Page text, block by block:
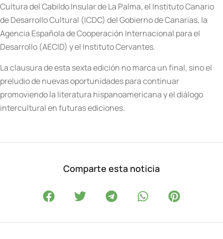
Cultura del Cabildo Insular de La Palma, el Instituto Canario
de Desarrollo Cultural (ICDC) del Gobierno de Canarias, la
Agencia Española de Cooperación Internacional para el
Desarrollo (AECID) y el Instituto Cervantes.
La clausura de esta sexta edición no marca un final, sino el
preludio de nuevas oportunidades para continuar
promoviendo la literatura hispanoamericana y el diálogo
intercultural en futuras ediciones.
Comparte esta noticia